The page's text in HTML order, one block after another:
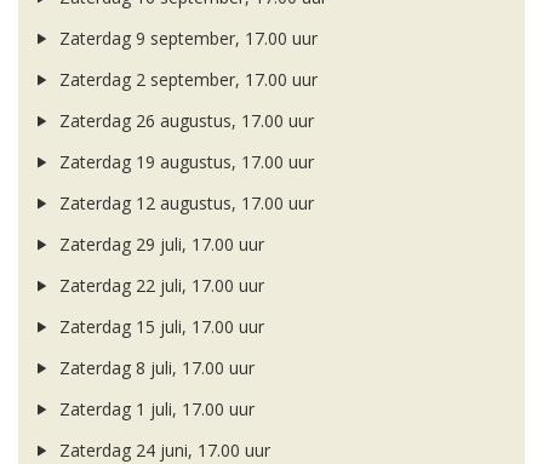
Zaterdag 9 september, 17.00 uur
Zaterdag 2 september, 17.00 uur
Zaterdag 26 augustus, 17.00 uur
Zaterdag 19 augustus, 17.00 uur
Zaterdag 12 augustus, 17.00 uur
Zaterdag 29 juli, 17.00 uur
Zaterdag 22 juli, 17.00 uur
Zaterdag 15 juli, 17.00 uur
Zaterdag 8 juli, 17.00 uur
Zaterdag 1 juli, 17.00 uur
Zaterdag 24 juni, 17.00 uur